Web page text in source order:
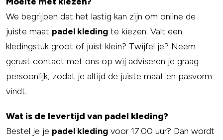
We begrijpen dat het lastig kan zijn om online de
juiste maat padel kleding te kiezen. Valt een
kledingstuk groot of juist klein? Twijfel je? Neem
gerust contact met ons op wij adviseren je graag
persoonlijk, zodat je altijd de juiste maat en pasvorm
vindt.
Wat is de levertijd van padel kleding?
Bestel je je padel kleding voor 17:00 uur? Dan wordt